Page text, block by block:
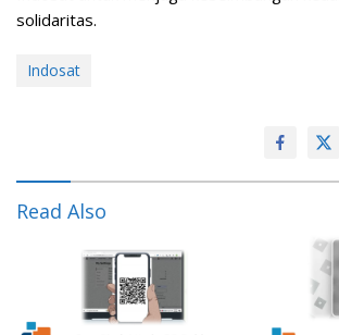
solidaritas.
Indosat
Read Also